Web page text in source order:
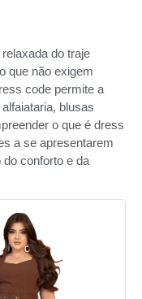
do traje
que não exigem
code permite a
blusas
o que é dress
a se apresentarem
conforto e da